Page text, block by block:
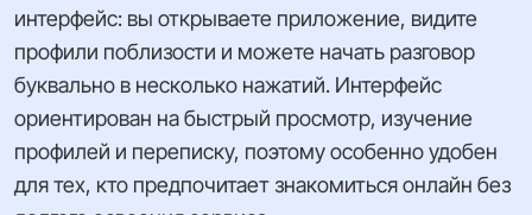
интерфейс: вы открываете приложение, видите
профили поблизости и можете начать разговор
буквально в несколько нажатий. Интерфейс
ориентирован на быстрый просмотр, изучение
профилей и переписку, поэтому особенно удобен
для тех, кто предпочитает знакомиться онлайн без